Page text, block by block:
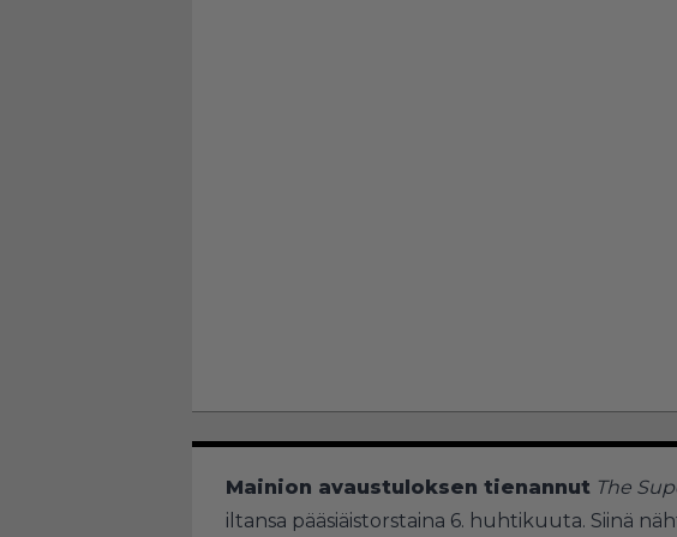
Mainion avaustuloksen tienannut The
iltansa pääsiäistorstaina 6. huhtikuuta. Siinä